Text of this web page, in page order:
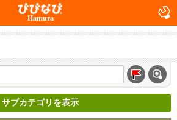
Hamura
サブカテゴリを表示